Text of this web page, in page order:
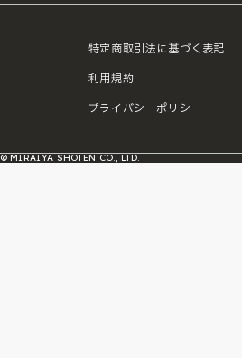
特定商取引法に基づく表記
利用規約
プライバシーポリシー
© MIRAIYA SHOTEN CO., LTD.